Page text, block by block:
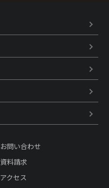
お問い合わせ
資料請求
アクセス